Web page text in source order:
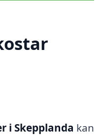
i Skepplanda kan